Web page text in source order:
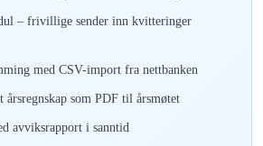
– frivillige sender inn kvitteringer
med CSV-import fra nettbanken
årsregnskap som PDF til årsmøtet
avviksrapport i sanntid